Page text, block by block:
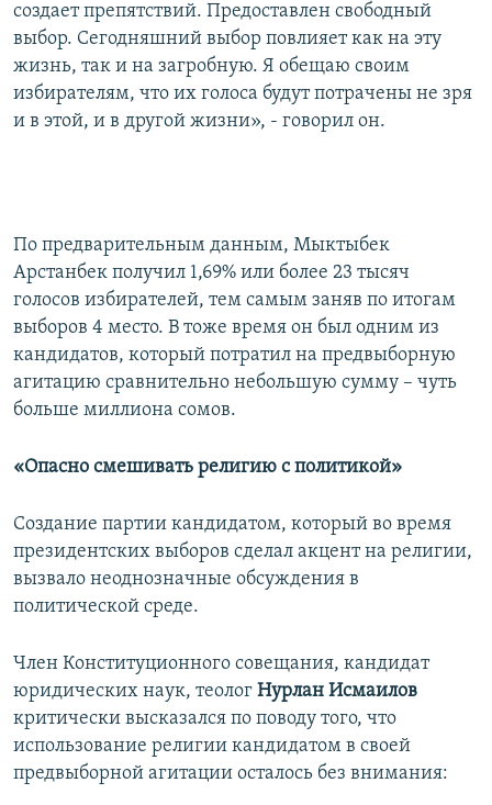
создает препятствий. Предоставлен свободный
выбор. Сегодняшний выбор повлияет как на эту
жизнь, так и на загробную. Я обещаю своим
избирателям, что их голоса будут потрачены не зря
и в этой, и в другой жизни», - говорил он.
По предварительным данным, Мыктыбек
Арстанбек получил 1,69% или более 23 тысяч
голосов избирателей, тем самым заняв по итогам
выборов 4 место. В тоже время он был одним из
кандидатов, который потратил на предвыборную
агитацию сравнительно небольшую сумму – чуть
больше миллиона сомов.
«Опасно смешивать религию с политикой»
Создание партии кандидатом, который во время
президентских выборов сделал акцент на религии,
вызвало неоднозначные обсуждения в
политической среде.
Член Конституционного совещания, кандидат
юридических наук, теолог Нурлан Исмаилов
критически высказался по поводу того, что
использование религии кандидатом в своей
предвыборной агитации осталось без внимания: